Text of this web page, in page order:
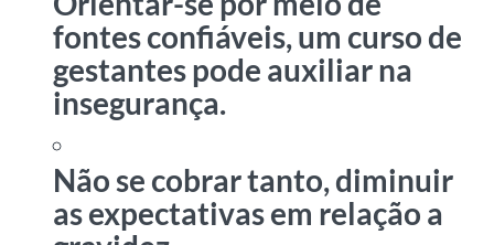
fontes confiáveis, um curso de
gestantes pode auxiliar na
insegurança.
Não se cobrar tanto, diminuir
as expectativas em relação a